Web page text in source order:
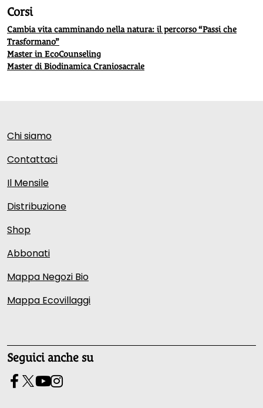
Corsi
Cambia vita camminando nella natura: il percorso “Passi che
Trasformano”
Master in EcoCounseling
Master di Biodinamica Craniosacrale
Chi siamo
Contattaci
Il Mensile
Distribuzione
Shop
Abbonati
Mappa Negozi Bio
Mappa Ecovillaggi
Seguici anche su